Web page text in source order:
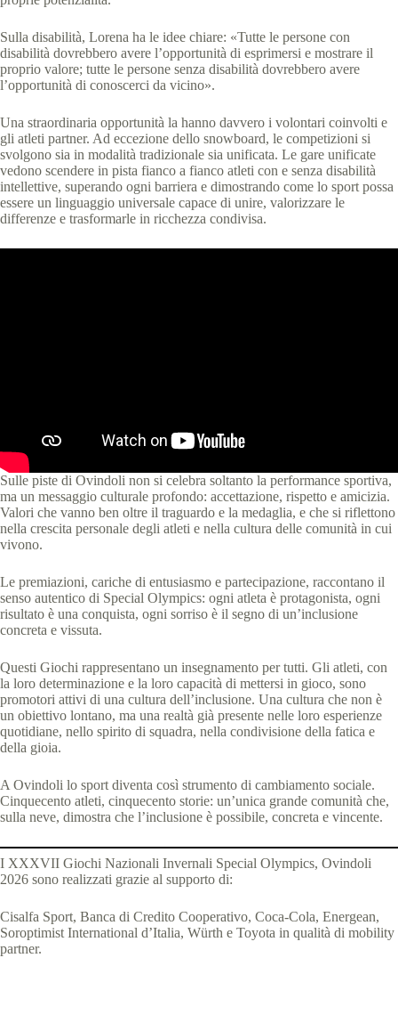
Sulla disabilità, Lorena ha le idee chiare: «Tutte le persone con
disabilità dovrebbero avere l’opportunità di esprimersi e mostrare il
proprio valore; tutte le persone senza disabilità dovrebbero avere
l’opportunità di conoscerci da vicino».
Una straordinaria opportunità la hanno davvero i volontari coinvolti e
gli atleti partner. Ad eccezione dello snowboard, le competizioni si
svolgono sia in modalità tradizionale sia unificata. Le gare unificate
vedono scendere in pista fianco a fianco atleti con e senza disabilità
intellettive, superando ogni barriera e dimostrando come lo sport possa
essere un linguaggio universale capace di unire, valorizzare le
differenze e trasformarle in ricchezza condivisa.
Sulle piste di Ovindoli non si celebra soltanto la performance sportiva,
ma un messaggio culturale profondo: accettazione, rispetto e amicizia.
Valori che vanno ben oltre il traguardo e la medaglia, e che si riflettono
nella crescita personale degli atleti e nella cultura delle comunità in cui
vivono.
Le premiazioni, cariche di entusiasmo e partecipazione, raccontano il
senso autentico di Special Olympics: ogni atleta è protagonista, ogni
risultato è una conquista, ogni sorriso è il segno di un’inclusione
concreta e vissuta.
Questi Giochi rappresentano un insegnamento per tutti. Gli atleti, con
la loro determinazione e la loro capacità di mettersi in gioco, sono
promotori attivi di una cultura dell’inclusione. Una cultura che non è
un obiettivo lontano, ma una realtà già presente nelle loro esperienze
quotidiane, nello spirito di squadra, nella condivisione della fatica e
della gioia.
A Ovindoli lo sport diventa così strumento di cambiamento sociale.
Cinquecento atleti, cinquecento storie: un’unica grande comunità che,
sulla neve, dimostra che l’inclusione è possibile, concreta e vincente.
I XXXVII Giochi Nazionali Invernali Special Olympics, Ovindoli
2026 sono realizzati grazie al supporto di:
Cisalfa Sport, Banca di Credito Cooperativo, Coca-Cola, Energean,
Soroptimist International d’Italia, Würth e Toyota in qualità di mobility
partner.